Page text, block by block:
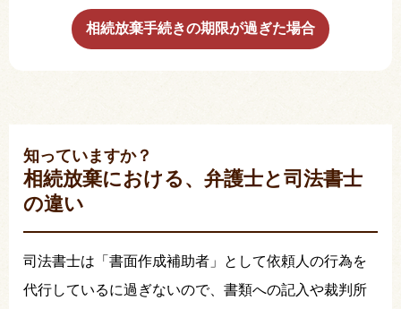
相続放棄手続きの期限が過ぎた場合
知っていますか？
相続放棄における、弁護士と司法書士
の違い
司法書士は「書面作成補助者」として依頼人の行為を
代行しているに過ぎないので、書類への記入や裁判所